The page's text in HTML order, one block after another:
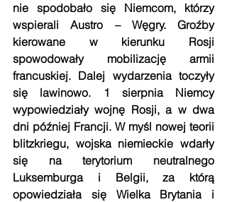
nie spodobało się Niemcom, którzy
wspierali Austro – Węgry. Groźby
kierowane w kierunku Rosji
spowodowały mobilizację armii
francuskiej. Dalej wydarzenia toczyły
się lawinowo. 1 sierpnia Niemcy
wypowiedziały wojnę Rosji, a w dwa
dni później Francji. W myśl nowej teorii
blitzkriegu, wojska niemieckie wdarły
się na terytorium neutralnego
Luksemburga i Belgii, za którą
opowiedziała się Wielka Brytania i